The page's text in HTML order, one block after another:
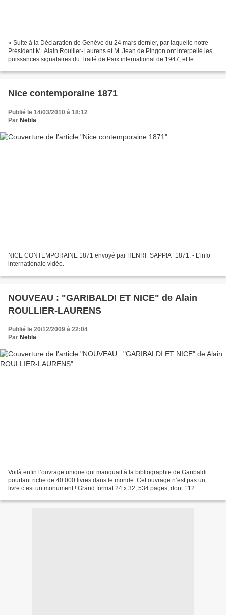
« Suite à la Déclaration de Genève du 24 mars dernier, par laquelle notre
Président M. Alain Roullier-Laurens et M. Jean de Pingon ont interpellé les
puissances signataires du Traité de Paix international de 1947, et le
Nice contemporaine 1871
Publié le 14/03/2010 à 18:12
Par Nebla
NICE CONTEMPORAINE 1871 envoyé par HENRI_SAPPIA_1871. - L'info
internationale vidéo.
NOUVEAU : "GARIBALDI ET NICE" de Alain
ROULLIER-LAURENS
Publié le 20/12/2009 à 22:04
Par Nebla
Voilà enfin l’ouvrage unique qui manquait à la bibliographie de Garibaldi
pourtant riche de 40 000 livres dans le monde. Cet ouvrage n’est pas un
livre c’est un monument ! Grand format 24 x 32, 534 pages, dont 112